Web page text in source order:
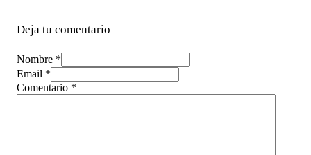
Deja tu comentario
Nombre *
Email *
Comentario *